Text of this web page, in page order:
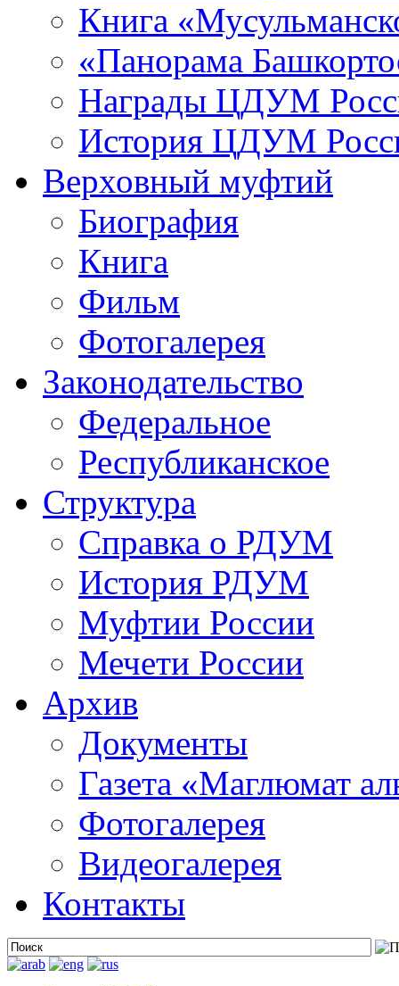
Книга
«Панорама
Награды ЦДУМ
История ЦДУМ
Верховный муфтий
Биография
Книга
Фильм
Фотогалерея
Законодательство
Федеральное
Республиканское
Структура
Справка о РДУМ
История РДУМ
Муфтии России
Мечети России
Архив
Документы
Газета «Маглюмат
Фотогалерея
Видеогалерея
Контакты